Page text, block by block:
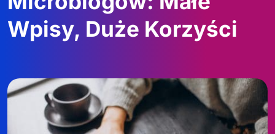
Wpisy, Duże Korzyści